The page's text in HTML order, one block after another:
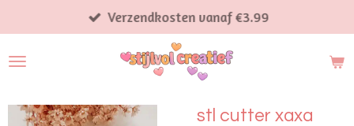
direct
naar
Verzendkosten vanaf €3.99
stl cutter xaxa